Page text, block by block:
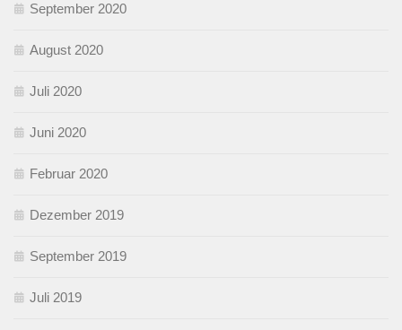
September 2020
August 2020
Juli 2020
Juni 2020
Februar 2020
Dezember 2019
September 2019
Juli 2019